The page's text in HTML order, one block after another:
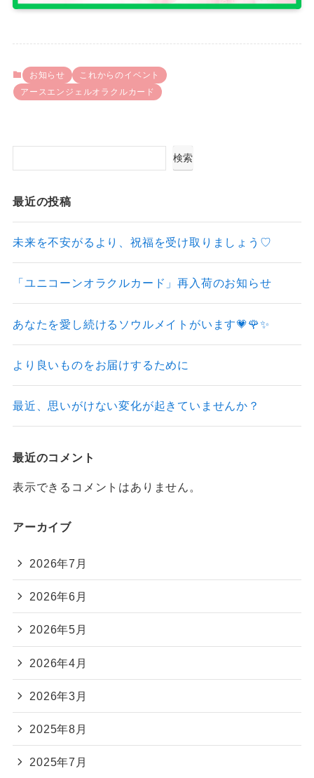
お知らせ
これからのイベント
アースエンジェルオラクルカード
検索
最近の投稿
未来を不安がるより、祝福を受け取りましょう♡
「ユニコーンオラクルカード」再入荷のお知らせ
あなたを愛し続けるソウルメイトがいます💗🌹✨
より良いものをお届けするために
最近、思いがけない変化が起きていませんか？
最近のコメント
表示できるコメントはありません。
アーカイブ
2026年7月
2026年6月
2026年5月
2026年4月
2026年3月
2025年8月
2025年7月